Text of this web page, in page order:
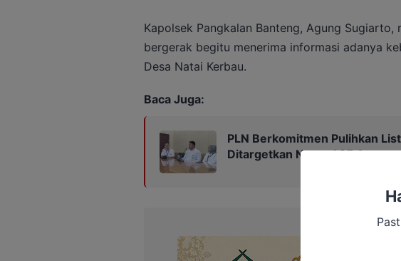
Kapolsek Pangkalan Banteng, Agung Sugiarto,
bergerak begitu menerima informasi adanya
Desa Natai Kerbau.
Baca Juga:
PLN Berkomitmen Pulihkan
Ditargetkan Normal 25